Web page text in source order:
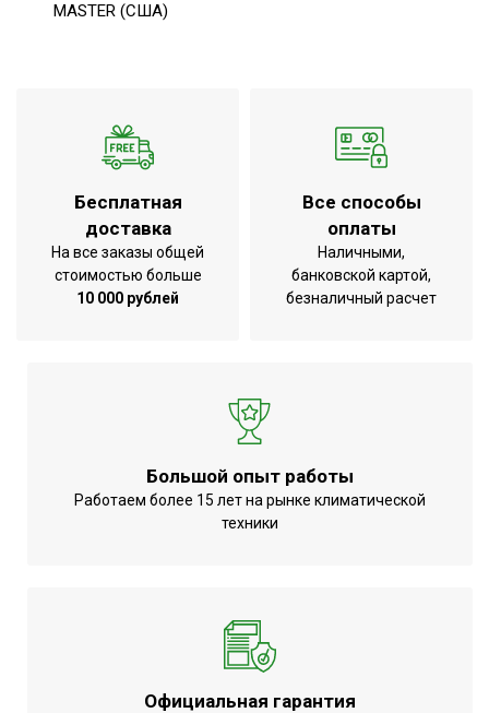
MASTER (США)
Бесплатная
доставка
На все заказы общей
стоимостью больше
10 000 рублей
Все способы
оплаты
Наличными,
банковской картой,
безналичный расчет
Большой опыт работы
Работаем более 15 лет на рынке климатической
техники
Официальная гарантия